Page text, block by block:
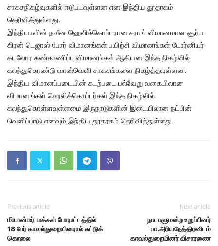
சாகசநிகழ்வுகளில் ஈடுபடவுள்ளன என இந்திய தூதரகம்
தெரிவித்துள்ளது.
இந்தியாவின் நவீன ஹெலிக்கொப்டரான சராங் விமானமான சூர்ய
கிரன் டெஜாஸ் போர் விமானங்கள் பயிற்சி விமானங்கள் டோர்னியர்
கடலோர கண்காணிப்பு விமானங்கள் ஆகியன இந்த நிகழ்வில்
கலந்துகொண்டு வான்வெளி சாகசங்களை நிகழ்த்தவுள்ளன.
இந்திய விமானப்படையின் கடற்படை பல்வேறு வகையிலான
விமானங்கள் ஹெலிக்கொப்டர்கள் இந்த நிகழ்வில்
கலந்துகொள்ளவுள்ளமை இருநாடுகளின் இடையிலான நட்பின்
வெளிப்பாடு எனவும் இந்திய தூதரகம் தெரிவித்துள்ளது.
Previous article
மியான்மர் மக்கள் போராட்டத்தில்
18 பேர் காவல்துறையினரால் சுட்டுக்
கொலை
Next article
நாடாளுமன்ற உறுப்பினர்
பா.அரியநேத்திரனிடம்
காவல்துறையினர் விசாரணை